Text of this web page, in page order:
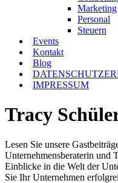
Marketing
Personal
Steuern
Events
Kontakt
Blog
IMPRESSUM
Tracy
Lesen Sie unsere
Unternehmensberaterin und
Einblicke in die Welt der
Sie Ihr Unternehmen